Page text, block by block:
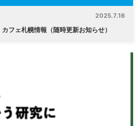
2025.7.16
フェ札幌情報（随時更新お知らせ）